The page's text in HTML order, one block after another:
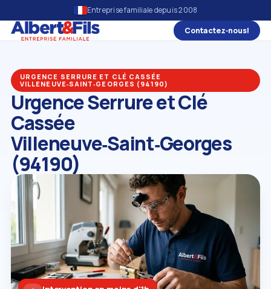
Entreprise familiale depuis 2008
Contactez‑nous!
URGENCE SERRURE ET CLÉ CASSÉE
VILLENEUVE‑SAINT‑GEORGES (94190)
Urgence Serrure et Clé
Cassée
Villeneuve‑Saint‑Georges
(94190)